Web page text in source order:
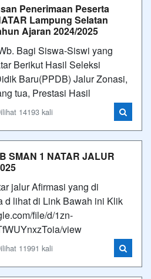
Penerimaan Peserta
Lampung Selatan
Ajaran 2024/2025
Bagi Siswa-Siswi yang
Berikut Hasil Seleksi
Baru(PPDB) Jalur Zonasi,
tua, Prestasi Hasil
14193 kali
SMAN 1 NATAR JALUR
jalur Afirmasi yang di
d lihat di Link Bawah ini Klik
file/d/1zn-
view
11991 kali